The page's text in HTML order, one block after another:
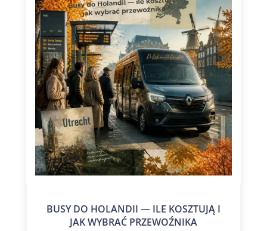
BUSY DO HOLANDII — ILE KOSZTUJĄ I
JAK WYBRAĆ PRZEWOŹNIKA